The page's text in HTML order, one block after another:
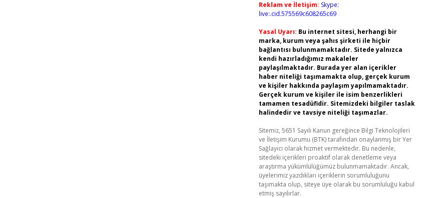
Reklam ve İletişim: Skype:
live:.cid.575569c608265c69
Yasal Uyarı: Bu internet sitesi, herhangi bir
marka, kurum veya şahıs şirketi ile hiçbir
bağlantısı bulunmamaktadır. Sitede yalnızca
kendi hazırladığımız makaleler
paylaşılmaktadır. Burada yer alan içerikler
haber niteliği taşımamakta olup, gerçek kurum
ve kişiler hakkında paylaşım yapılmamaktadır.
Gerçek kurum ve kişiler ile isim benzerlikleri
tamamen tesadüfidir. Sitemizdeki bilgiler taslak
halindedir ve tavsiye niteliği taşımazlar.
Sitemiz, 5651 Sayılı Kanun gereğince Bilgi Teknolojileri
ve İletişim Kurumu (BTK) tarafından onaylanmış bir Yer
Sağlayıcı olarak hizmet vermektedir. Bu nedenle,
sitedeki içerikleri proaktif olarak denetleme veya
araştırma yükümlülüğümüz bulunmamaktadır. Ancak,
üyelerimiz yazdıkları içeriklerin sorumluluğunu
taşımakta olup, siteye üye olarak bu sorumluluğu kabul
etmiş sayılırlar.